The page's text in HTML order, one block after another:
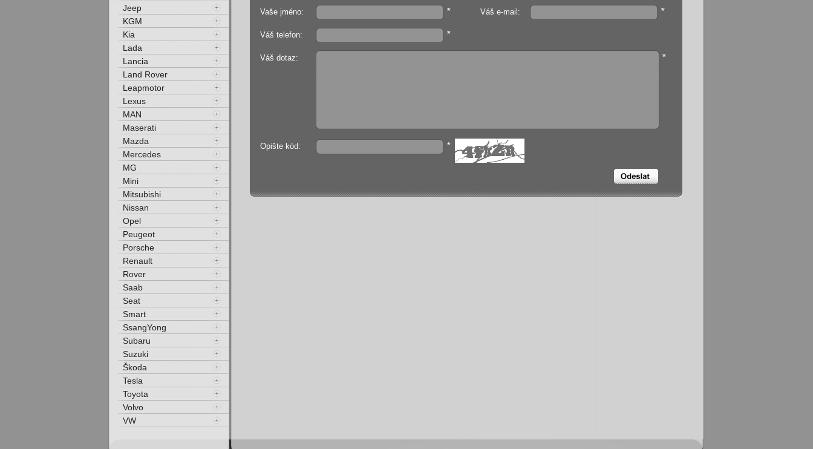
Vaše jméno: * Váš e-mail: *
Váš telefon: *
Váš dotaz: *
Opište kód: *
Jeep
KGM
Kia
Lada
Lancia
Land Rover
Leapmotor
Lexus
MAN
Maserati
Mazda
Mercedes
MG
Mini
Mitsubishi
Nissan
Opel
Peugeot
Porsche
Renault
Rover
Saab
Seat
Smart
SsangYong
Subaru
Suzuki
Škoda
Tesla
Toyota
Volvo
VW